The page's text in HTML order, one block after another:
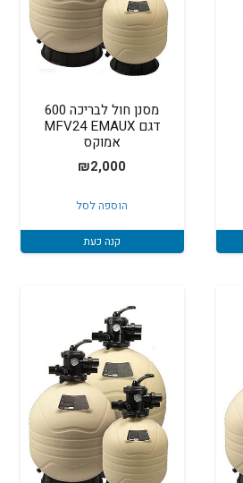
מסנן חול לבריכה 600
דגם MFV24 EMAUX
אמוקס
₪2,000
הוספה לסל
קנה כעת